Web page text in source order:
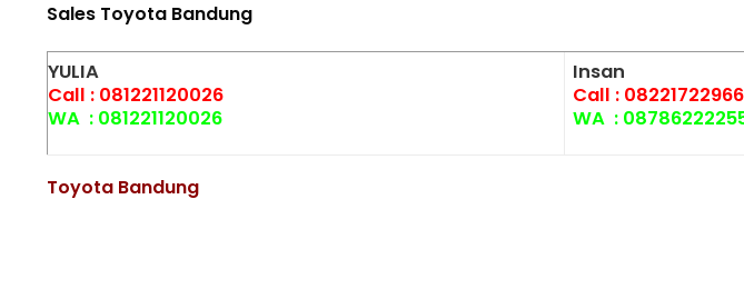
Sales Toyota Bandung
YULIA
Call : 081221120026
WA : 081221120026
Insan
Call :
WA :
Toyota Bandung